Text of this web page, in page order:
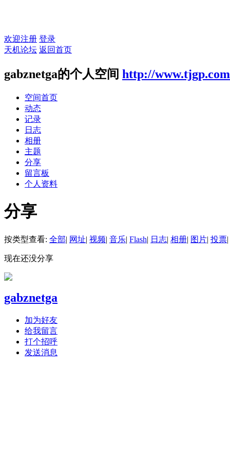
欢迎注册 登录
天机论坛 返回首页
gabznetga的个人空间 http://
空间首页
动态
记录
日志
相册
主题
分享
留言板
个人资料
分享
按类型查看: 全部| 网址| 视频| 音乐| Flash| 日志| 相册| 图片| 投票|
现在还没分享
gabznetga
加为好友
给我留言
打个招呼
发送消息